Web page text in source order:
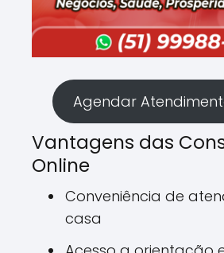
Agendar
Vantagens das
Online
Conveniência de
casa